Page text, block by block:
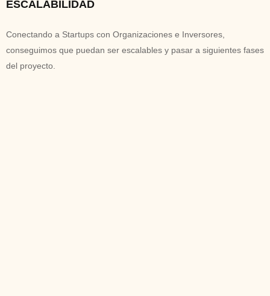
ESCALABILIDAD
Conectando a Startups con Organizaciones e Inversores,
conseguimos que puedan ser escalables y pasar a siguientes fases
del proyecto.